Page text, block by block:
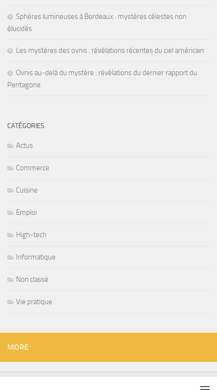
Sphères lumineuses à Bordeaux : mystères célestes non
élucidés
Les mystères des ovnis : révélations récentes du ciel américain
Ovnis au-delà du mystère : révélations du dernier rapport du
Pentagone
CATÉGORIES
Actus
Commerce
Cuisine
Emploi
High-tech
Informatique
Non classé
Vie pratique
MORE